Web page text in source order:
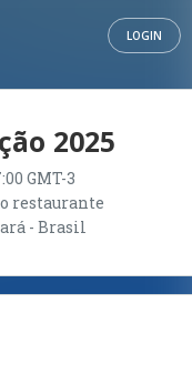
LOGIN
2025
GMT-3
restaurante
- Brasil